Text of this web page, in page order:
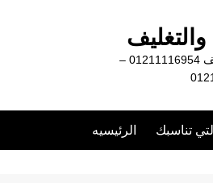
والتغليف
شركة ماكينات التعبئة والتغليف 01211116954 –
تناسبك الرئيسيه